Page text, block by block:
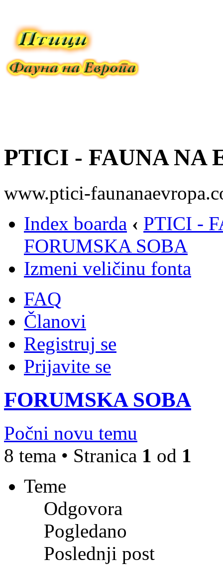
PTICI - FAUNA NA
www.ptici-
Index boarda ‹ PTICI -
FORUMSKA SOBA
Izmeni veličinu fonta
FAQ
Članovi
Registruj se
Prijavite se
FORUMSKA SOBA
Počni novu temu
8 tema • Stranica 1 od 1
Teme
Odgovora
Pogledano
Poslednji post